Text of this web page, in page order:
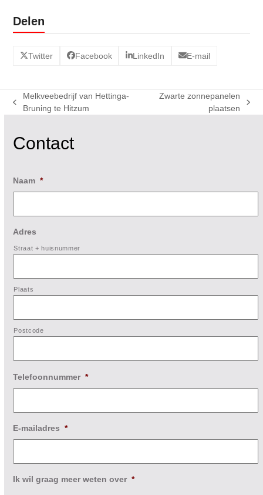
Delen
Twitter Facebook LinkedIn E-mail
previous
Melkveebedrijf van Hettinga-
Bruning te Hitzum
Zwarte zonnepanelen
plaatsen
Contact
Naam *
Adres
Straat + huisnummer
Plaats
Postcode
Telefoonnummer *
E-mailadres *
Ik wil graag meer weten over *